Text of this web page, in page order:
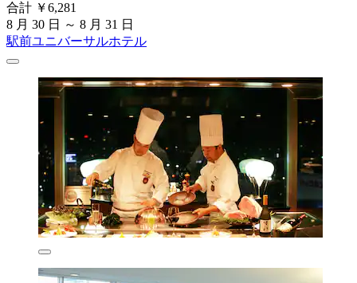
合計 ￥6,281
8 月 30 日 ～ 8 月 31 日
駅前ユニバーサルホテル